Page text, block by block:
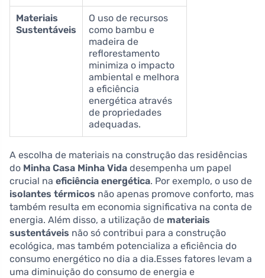
Materiais
Sustentáveis
O uso de recursos
como bambu e
madeira de
reflorestamento
minimiza o impacto
ambiental e melhora
a eficiência
energética através
de propriedades
adequadas.
A escolha de materiais na construção das residências
do Minha Casa Minha Vida desempenha um papel
crucial na eficiência energética. Por exemplo, o uso de
isolantes térmicos não apenas promove conforto, mas
também resulta em economia significativa na conta de
energia. Além disso, a utilização de materiais
sustentáveis não só contribui para a construção
ecológica, mas também potencializa a eficiência do
consumo energético no dia a dia.Esses fatores levam a
uma diminuição do consumo de energia e